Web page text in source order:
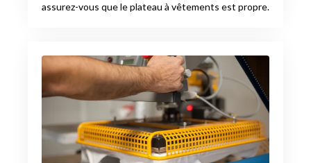
assurez-vous que le plateau à vêtements est propre.